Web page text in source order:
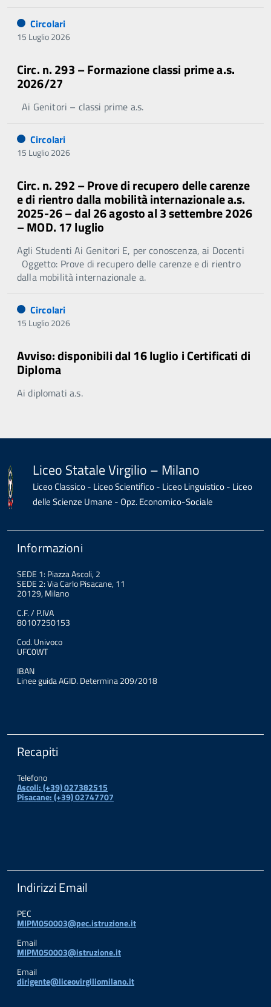
Circolari
15 Luglio 2026
Circ. n. 293 – Formazione classi prime a.s.
2026/27
Ai Genitori – classi prime a.s.
Circolari
15 Luglio 2026
Circ. n. 292 – Prove di recupero delle carenze
e di rientro dalla mobilità internazionale a.s.
2025-26 – dal 26 agosto al 3 settembre 2026
– MOD. 17 luglio
Agli Studenti Ai Genitori E, per conoscenza, ai Docenti
Oggetto: Prove di recupero delle carenze e di rientro
dalla mobilità internazionale a.
Circolari
15 Luglio 2026
Avviso: disponibili dal 16 luglio i Certificati di
Diploma
Ai diplomati a.s.
Liceo Statale Virgilio – Milano
Liceo Classico - Liceo Scientifico - Liceo Linguistico - Liceo
delle Scienze Umane - Opz. Economico-Sociale
Informazioni
SEDE 1: Piazza Ascoli, 2
SEDE 2: Via Carlo Pisacane, 11
20129, Milano
C.F. / P.IVA
80107250153
Cod. Univoco
UFC0WT
IBAN
Linee guida AGID. Determina 209/2018
Recapiti
Telefono
Ascoli: (+39) 027382515
Pisacane: (+39) 02747707
Indirizzi Email
PEC
MIPM050003@pec.istruzione.it
Email
MIPM050003@istruzione.it
Email
dirigente@liceovirgiliomilano.it